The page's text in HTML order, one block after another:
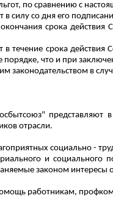
по сравнению с
в силу со дня его
срока
течение срока действия
что и при
законодательством в
представляют
отрасли.
социально -
и
законом интересы
работникам,